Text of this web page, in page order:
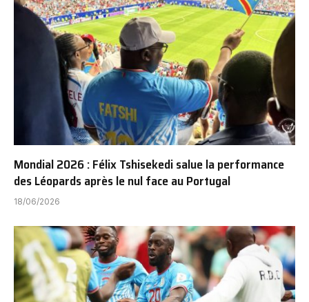
Mondial 2026 : Félix Tshisekedi salue la performance
des Léopards après le nul face au Portugal
18/06/2026